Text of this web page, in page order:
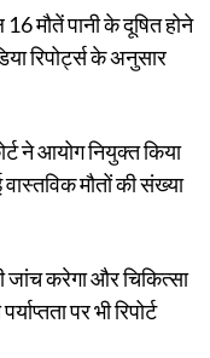
मौतें पानी के दूषित होने
रिपोर्ट्स के अनुसार
ने आयोग नियुक्त किया
मौतों की संख्या
जांच करेगा और चिकित्सा
पर भी रिपोर्ट